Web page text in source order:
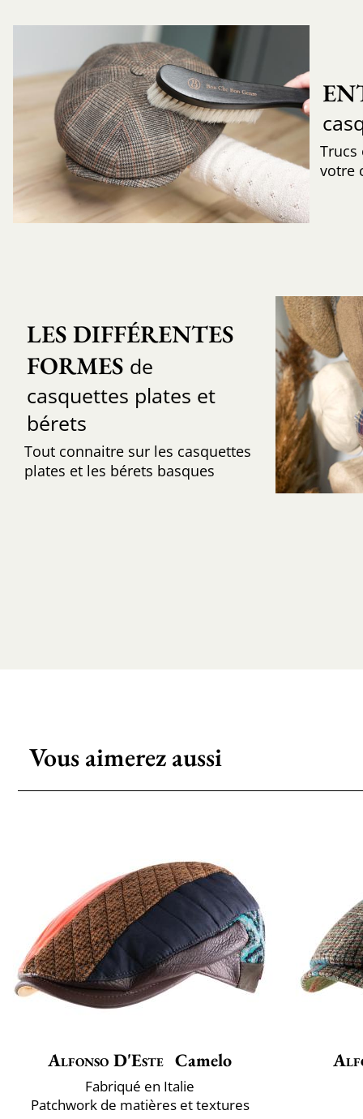
votre
LES DIFFÉRENTES
FORMES de
casquettes plates et
bérets
Tout connaitre sur les casquettes
plates et les bérets basques
Vous aimerez aussi
Alfonso D'Este Camelo
Fabriqué en Italie
Patchwork de matières et textures